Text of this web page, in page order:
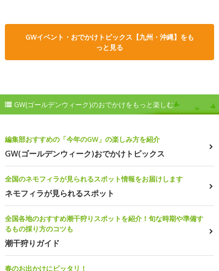
GWイベント・おでかけトピックス【九州・沖縄】をも
っと見る
GW(ゴールデンウィーク)のおでかけをもっと楽しむ
編集部おすすめの「今年のGW」の楽しみ方を紹介
GW(ゴールデンウィーク)おでかけトピックス
全国のネモフィラが見られるスポット情報をお届けします
ネモフィラが見られるスポット
全国各地のおすすめ潮干狩りスポットを紹介！旬な時期や準備す
るもの採り方のコツも
潮干狩りガイド
春のお出かけにピッタリ！